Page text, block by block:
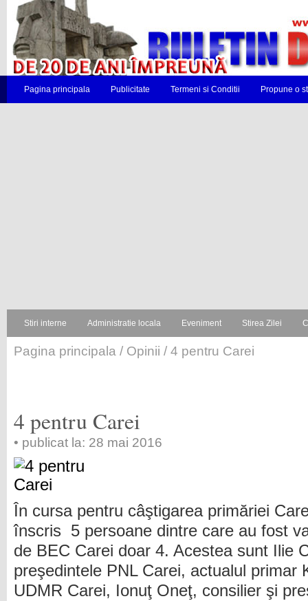
Pagina principala Publicitate Termeni si Conditii Propune o
Stiri interne Administratie locala Eveniment Stirea Zilei
Pagina principala / Opinii / 4 pentru Carei
4 pentru Carei
• publicat la: 28 mai 2016
În cursa pentru câştigarea primăriei
înscris 5 persoane dintre care au fost
de BEC Carei doar 4. Acestea sunt Ilie
preşedintele PNL Carei, actualul primar
UDMR Carei, Ionuţ Oneţ, consilier şi